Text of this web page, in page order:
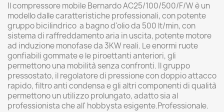
Il compressore mobile Bernardo AC25/100/500/F/W è un
modello dalle caratteristiche professionali, con potente
gruppo bicilindrico a bagno d'olio da 500 lt/min, con
sistema di raffreddamento aria in uscita, potente motore
ad induzione monofase da 3KW reali. Le enormi ruote
gonfiabili gommate e le piroettanti anteriori, gli
permettono una mobilità senza confronti. Il gruppo
pressostato, il regolatore di pressione con doppio attacco
rapido, filtro anti condensa e gli altri componenti di qualità
permettono un utilizzo prolungato, adatto sia al
professionista che all' hobbysta esigente.Professionale.